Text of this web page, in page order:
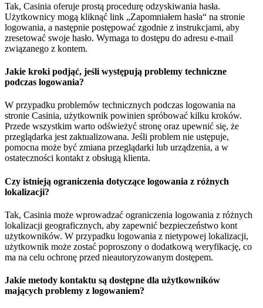
Tak, Casinia oferuje prostą procedurę odzyskiwania hasła.
Użytkownicy mogą kliknąć link „Zapomniałem hasła“ na stronie
logowania, a następnie postępować zgodnie z instrukcjami, aby
zresetować swoje hasło. Wymaga to dostępu do adresu e-mail
związanego z kontem.
Jakie kroki podjąć, jeśli występują problemy techniczne
podczas logowania?
W przypadku problemów technicznych podczas logowania na
stronie Casinia, użytkownik powinien spróbować kilku kroków.
Przede wszystkim warto odświeżyć stronę oraz upewnić się, że
przeglądarka jest zaktualizowana. Jeśli problem nie ustępuje,
pomocna może być zmiana przeglądarki lub urządzenia, a w
ostateczności kontakt z obsługą klienta.
Czy istnieją ograniczenia dotyczące logowania z różnych
lokalizacji?
Tak, Casinia może wprowadzać ograniczenia logowania z różnych
lokalizacji geograficznych, aby zapewnić bezpieczeństwo kont
użytkowników. W przypadku logowania z nietypowej lokalizacji,
użytkownik może zostać poproszony o dodatkową weryfikację, co
ma na celu ochronę przed nieautoryzowanym dostępem.
Jakie metody kontaktu są dostępne dla użytkowników
mających problemy z logowaniem?